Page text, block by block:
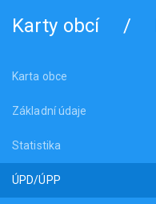
Karty obcí /
Karta obce
Základní údaje
Statistika
ÚPD/ÚPP